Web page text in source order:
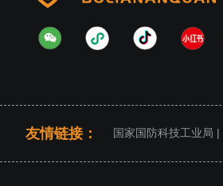
友情链接： 国家国防科技工业局 |